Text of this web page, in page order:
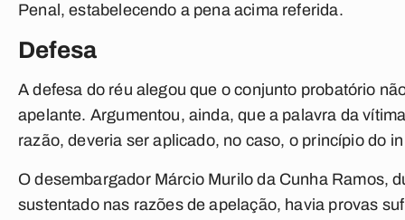
Penal, estabelecendo a pena acima referida.
Defesa
A defesa do réu alegou que o conjunto probatório
apelante. Argumentou, ainda, que a palavra da
razão, deveria ser aplicado, no caso, o princípio do
O desembargador Márcio Murilo da Cunha Ramos,
sustentado nas razões de apelação, havia provas